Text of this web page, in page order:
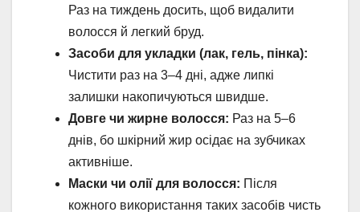
Раз на тиждень досить, щоб видалити
волосся й легкий бруд.
Засоби для укладки (лак, гель, пінка):
Чистити раз на 3–4 дні, адже липкі
залишки накопичуються швидше.
Довге чи жирне волосся: Раз на 5–6
днів, бо шкірний жир осідає на зубчиках
активніше.
Маски чи олії для волосся: Після
кожного використання таких засобів чисть